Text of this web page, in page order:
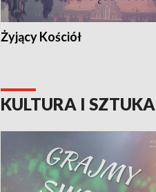
Żyjący Kościół
KULTURA I SZTUKA